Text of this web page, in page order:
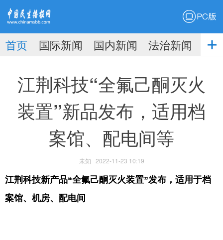
播
首页 国际新闻 国内新闻 法治新闻
社
江荆科技“全氟己酮灭火
装置”新品发布，适用档
案馆、配电间等
未知 2022-11-23 10:19
江荆科技新产品“全氟己酮灭火装置”发布，适用于档
案馆、机房、配电间